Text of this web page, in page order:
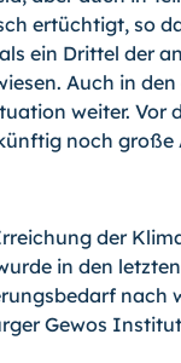
ertüchtigt, so
ein Drittel der
Auch in
weiter. Vor
noch
der
in den
nach
Gewos